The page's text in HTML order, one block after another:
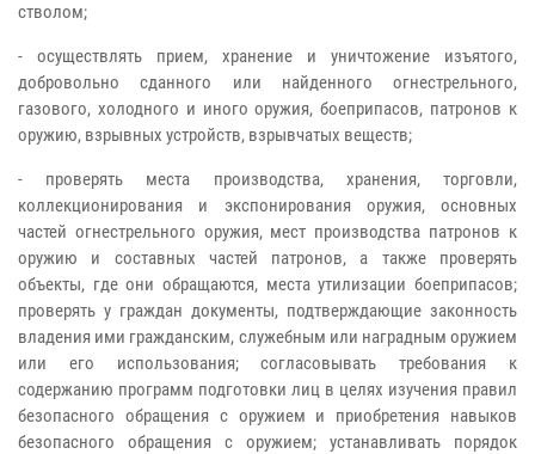
стволом;
- осуществлять прием, хранение и уничтожение изъятого,
добровольно сданного или найденного огнестрельного,
газового, холодного и иного оружия, боеприпасов, патронов к
оружию, взрывных устройств, взрывчатых веществ;
- проверять места производства, хранения, торговли,
коллекционирования и экспонирования оружия, основных
частей огнестрельного оружия, мест производства патронов к
оружию и составных частей патронов, а также проверять
объекты, где они обращаются, места утилизации боеприпасов;
проверять у граждан документы, подтверждающие законность
владения ими гражданским, служебным или наградным оружием
или его использования; согласовывать требования к
содержанию программ подготовки лиц в целях изучения правил
безопасного обращения с оружием и приобретения навыков
безопасного обращения с оружием; устанавливать порядок